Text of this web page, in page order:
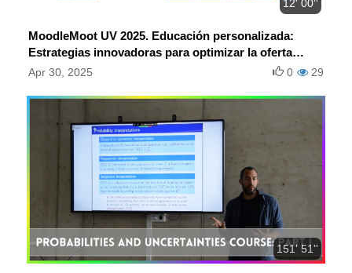
12' 00''
MoodleMoot UV 2025. Educación personalizada:
Estrategias innovadoras para optimizar la oferta
académica y el proceso de admisión.
Apr 30, 2025 29
0
151' 51''